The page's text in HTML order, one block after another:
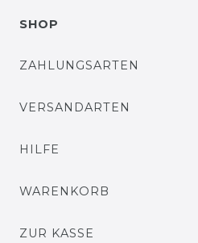
SHOP
ZAHLUNGSARTEN
VERSANDARTEN
HILFE
WARENKORB
ZUR KASSE